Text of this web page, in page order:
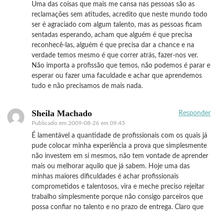
Uma das coisas que mais me cansa nas pessoas são as
reclamações sem atitudes, acredito que neste mundo todo
ser é agraciado com algum talento, mas as pessoas ficam
sentadas esperando, acham que alguém é que precisa
reconhecê-las, alguém é que precisa dar a chance e na
verdade temos mesmo é que correr atrás, fazer-nos ver.
Não importa a profissão que temos, não podemos é parar e
esperar ou fazer uma faculdade e achar que aprendemos
tudo e não precisamos de mais nada.
Sheila Machado
Publicado em 2009-08-26 em 09:45
Responder
É lamentável a quantidade de profissionais com os quais já
pude colocar minha experiência a prova que simplesmente
não investem em si mesmos, não tem vontade de aprender
mais ou melhorar aquilo que já sabem. Hoje uma das
minhas maiores dificuldades é achar profissionais
comprometidos e talentosos, vira e meche preciso rejeitar
trabalho simplesmente porque não consigo parceiros que
possa confiar no talento e no prazo de entrega. Claro que